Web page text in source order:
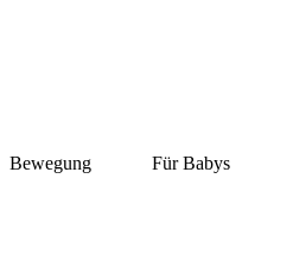
Bewegung Für Babys